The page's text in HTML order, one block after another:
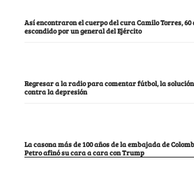
Así encontraron el cuerpo del cura Camilo Torres, 60
escondido por un general del Ejército
Regresar a la radio para comentar fútbol, la
contra la depresión
La casona más de 100 años de la embajada de
Petro afinó su cara a cara con Trump